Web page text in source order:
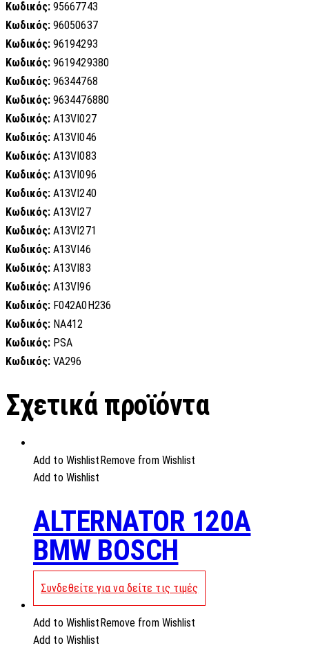
Κωδικός: 95667743
Κωδικός: 96050637
Κωδικός: 96194293
Κωδικός: 9619429380
Κωδικός: 96344768
Κωδικός: 9634476880
Κωδικός: A13VI027
Κωδικός: A13VI046
Κωδικός: A13VI083
Κωδικός: A13VI096
Κωδικός: A13VI240
Κωδικός: A13VI27
Κωδικός: A13VI271
Κωδικός: A13VI46
Κωδικός: A13VI83
Κωδικός: A13VI96
Κωδικός: F042A0H236
Κωδικός: NA412
Κωδικός: PSA
Κωδικός: VA296
Σχετικά προϊόντα
Add to Wishlist Remove from Wishlist
Add to Wishlist
ALTERNATOR 120A
BMW BOSCH
Συνδεθείτε για να δείτε τις τιμές
Add to Wishlist Remove from Wishlist
Add to Wishlist